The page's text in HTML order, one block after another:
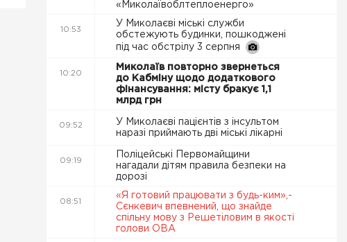
«Миколаївоблтеплоенерго»
10:53
У Миколаєві міські служби
обстежують будинки, пошкоджені
під час обстрілу 3 серпня
10:20
Миколаїв повторно звернеться
до Кабміну щодо додаткового
фінансування: місту бракує 1,1
млрд грн
09:52
У Миколаєві пацієнтів з інсультом
наразі приймають дві міські лікарні
09:19
Поліцейські Первомайщини
нагадали дітям правила безпеки на
дорозі
08:51
«Я готовий працювати з будь-ким»,-
Сєнкевич впевнений, що знайде
спільну мову з Решетіловим в якості
голови ОВА